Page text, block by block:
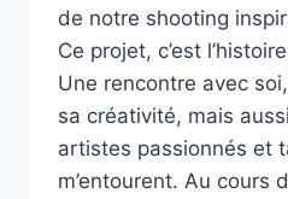
de notre shooting
Ce projet, c’est
Une rencontre avec
sa créativité, mais
artistes passionnés et
m’entourent. Au cours